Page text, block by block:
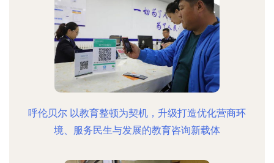
呼伦贝尔 以教育整顿为契机，升级打造优化营商环
境、服务民生与发展的教育咨询新载体